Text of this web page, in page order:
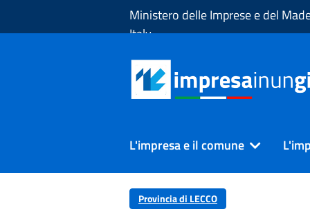
Ministero delle Imprese e del
Italy
L'impresa e il comune
Provincia di LECCO